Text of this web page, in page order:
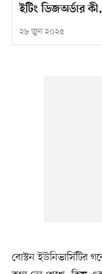
ইটিং ডিজঅর্ডার
২৮ জুন ২০২৫
বোস্টন ইউনিভার্সিটির